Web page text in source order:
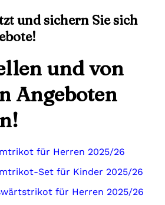
und sichern Sie sich
und von
Angeboten
für Herren 2025/26
Set für Kinder 2025/26
für Herren 2025/26